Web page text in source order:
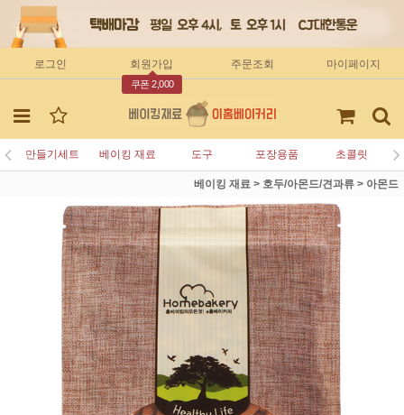
로그인 회원가입
쿠폰 2,000
주문조회 마이페이지
만들기세트 베이킹 재료 도구 포장용품 초콜릿
베이킹 재료 > 호두/아몬드/견과류 > 아몬드